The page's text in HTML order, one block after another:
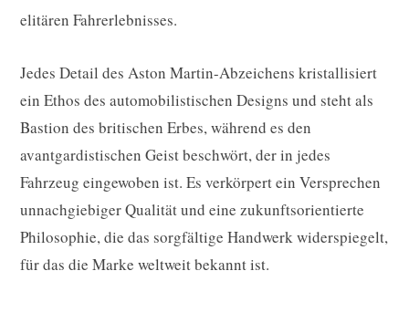
elitären Fahrerlebnisses.
Jedes Detail des Aston Martin-Abzeichens kristallisiert
ein Ethos des automobilistischen Designs und steht als
Bastion des britischen Erbes, während es den
avantgardistischen Geist beschwört, der in jedes
Fahrzeug eingewoben ist. Es verkörpert ein Versprechen
unnachgiebiger Qualität und eine zukunftsorientierte
Philosophie, die das sorgfältige Handwerk widerspiegelt,
für das die Marke weltweit bekannt ist.